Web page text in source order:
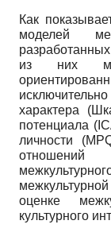
Как
моделей
из них
характера
потенциала
личности
оценке
культурного